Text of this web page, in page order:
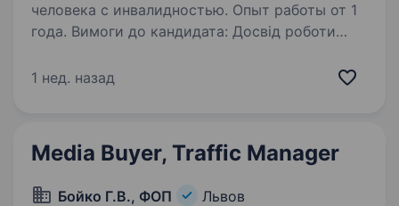
человека с инвалидностью. Опыт работы от 1
года. Вимоги до кандидата: Досвід роботи
Instagram Ads; Google Ads). Впевнене
1 нед. назад
Media Buyer, Traffic Manager
Бойко Г.В., ФОП Львов